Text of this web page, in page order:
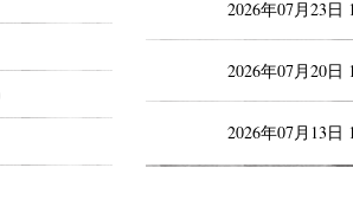
2026年07月23日
2026年07月20日
2026年07月13日